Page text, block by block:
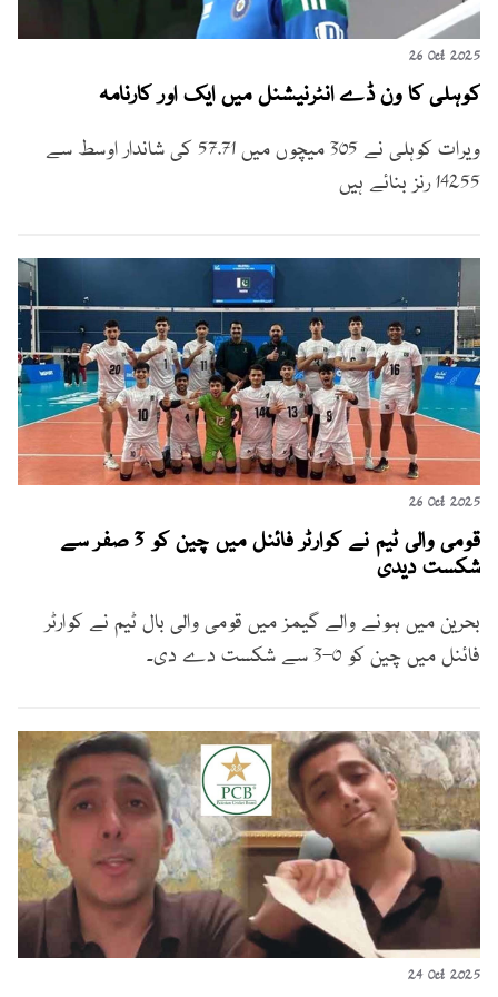
26 Oct 2025
کوہلی کا ون ڈے انٹرنیشنل میں ایک اور کارنامہ
ویرات کوہلی نے 305 میچوں میں 57.71 کی شاندار اوسط سے
14255 رنز بنائے ہیں
26 Oct 2025
قومی والی ٹیم نے کوارٹر فائنل میں چین کو 3 صفر سے
شکست دیدی
بحرین میں ہونے والے گیمز میں قومی والی بال ٹیم نے کوارٹر
فائنل میں چین کو 0-3 سے شکست دے دی۔
24 Oct 2025